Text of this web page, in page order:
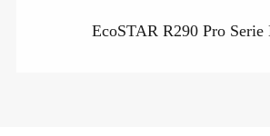
EcoSTAR R290 Pro